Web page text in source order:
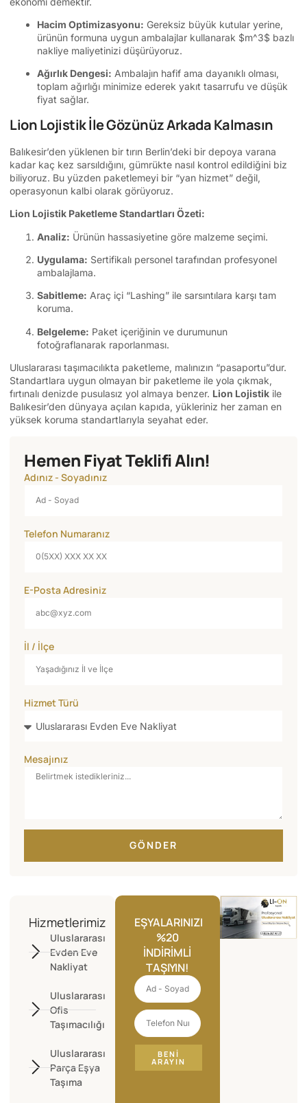
Hacim Optimizasyonu: Gereksiz büyük kutular yerine,
ürünün formuna uygun ambalajlar kullanarak $m^3$ bazlı
nakliye maliyetinizi düşürüyoruz.
Ağırlık Dengesi: Ambalajın hafif ama dayanıklı olması,
toplam ağırlığı minimize ederek yakıt tasarrufu ve düşük
fiyat sağlar.
Lion Lojistik İle Gözünüz Arkada Kalmasın
Balıkesir’den yüklenen bir tırın Berlin’deki bir depoya varana
kadar kaç kez sarsıldığını, gümrükte nasıl kontrol edildiğini biz
biliyoruz. Bu yüzden paketlemeyi bir “yan hizmet” değil,
operasyonun kalbi olarak görüyoruz.
Lion Lojistik Paketleme Standartları Özeti:
Analiz: Ürünün hassasiyetine göre malzeme seçimi.
Uygulama: Sertifikalı personel tarafından profesyonel
ambalajlama.
Sabitleme: Araç içi “Lashing” ile sarsıntılara karşı tam
koruma.
Belgeleme: Paket içeriğinin ve durumunun
fotoğraflanarak raporlanması.
Uluslararası taşımacılıkta paketleme, malınızın “pasaportu”dur.
Standartlara uygun olmayan bir paketleme ile yola çıkmak,
fırtınalı denizde pusulasız yol almaya benzer. Lion Lojistik ile
Balıkesir’den dünyaya açılan kapıda, yükleriniz her zaman en
yüksek koruma standartlarıyla seyahat eder.
Hemen Fiyat Teklifi Alın!
Adınız - Soyadınız
Telefon Numaranız
E-Posta Adresiniz
İl / İlçe
Hizmet Türü
Mesajınız
GÖNDER
Hizmetlerimiz
Uluslararası
Evden Eve
Nakliyat
Uluslararası
Ofis
Taşımacılığı
Uluslararası
Parça Eşya
Taşıma
EŞYALARINIZI
%20
İNDIRIMLI
TAŞIYIN!
BENI
ARAYIN